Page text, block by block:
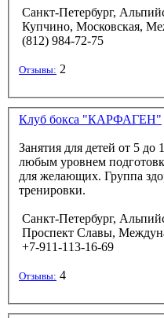
Санкт-Петербург,
Купчино, Московская,
(812) 984-72-75
Отзывы: 2
Клуб бокса "КАРФАГЕН"
Занятия для детей от 5
любым уровнем
для желающих. Группа
тренировки.
Санкт-Петербург,
Проспект Славы,
+7-911-113-16-69
Отзывы: 4